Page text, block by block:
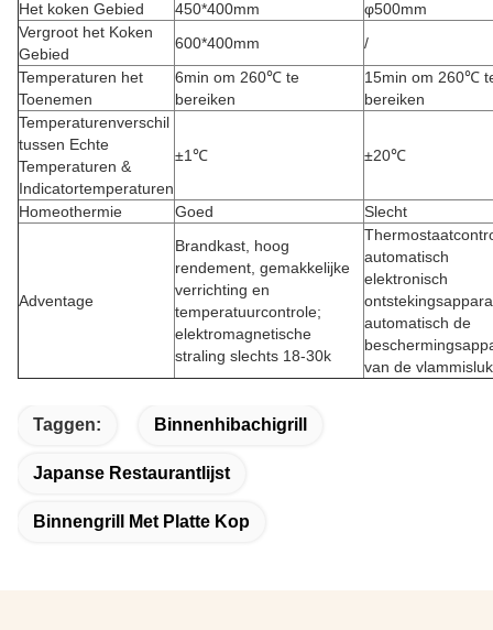
Het koken Gebied
450*400mm
φ500mm
Vergroot het Koken
Gebied
600*400mm
/
Temperaturen het
Toenemen
6min om 260℃ te
bereiken
15min om 260℃
bereiken
Temperaturenverschil
tussen Echte
Temperaturen &
Indicatortemperaturen
±1℃ ±20℃
Homeothermie Goed Slecht
Adventage
Brandkast, hoog
rendement, gemakkelijke
verrichting en
temperatuurcontrole;
elektromagnetische
straling slechts 18-30k
automatisch
elektronisch
automatisch de
van de
Taggen: Binnenhibachigrill
Japanse Restaurantlijst
Binnengrill Met Platte Kop